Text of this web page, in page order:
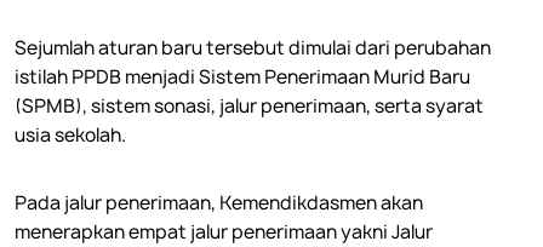
Sejumlah aturan baru tersebut dimulai dari perubahan
istilah PPDB menjadi Sistem Penerimaan Murid Baru
(SPMB), sistem sonasi, jalur penerimaan, serta syarat
usia sekolah.
Pada jalur penerimaan, Kemendikdasmen akan
menerapkan empat jalur penerimaan yakni Jalur